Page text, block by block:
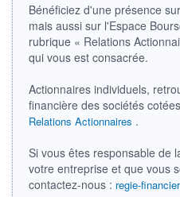
03.06.26 / 18:38:21
ÉLIGIBILITÉ
Non éligible
Boursobank
+
Bénéficiez d'une présence
mais aussi sur l'Espace
rubrique « Relations
qui vous est consacrée.
Actionnaires individuels,
financière des sociétés
Relations Actionnaires .
Si vous êtes responsable de
votre entreprise et que vous
contactez-nous : regie-